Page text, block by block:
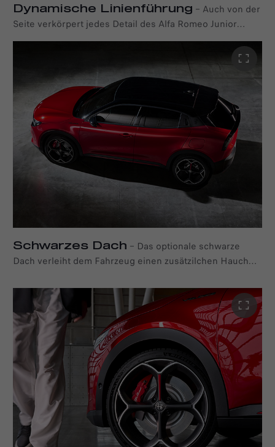
Dynamische Linienführung – Auch von der
Seite verkörpert jedes Detail des Alfa Romeo Junior
Elettrica Kühnheit, Sportlichkeit und progressiven Stil:
von den präzisen schnittigen Linien, die die Luft förmlich
durchschneiden, bis hin zu den dynamischen Konturen,
die den selbstbewussten Auftritt unterstreichen.
Schwarzes Dach – Das optionale schwarze
Dach verleiht dem Fahrzeug einen zusätzilchen Hauch
optionale Ausstattung ergänzt die dynamische Silhouette
des Fahrzeugs mit einem markanten Kontrast.